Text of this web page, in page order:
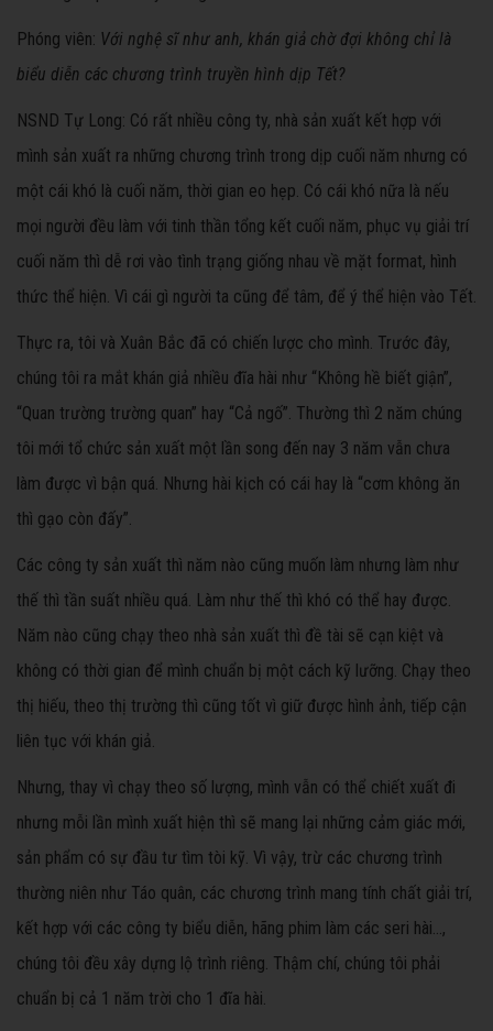
Phóng viên: Với nghệ sĩ như anh, khán giả chờ đợi không chỉ là
biểu diễn các chương trình truyền hình dịp Tết?
NSND Tự Long: Có rất nhiều công ty, nhà sản xuất kết hợp với
mình sản xuất ra những chương trình trong dịp cuối năm nhưng có
một cái khó là cuối năm, thời gian eo hẹp. Có cái khó nữa là nếu
mọi người đều làm với tinh thần tổng kết cuối năm, phục vụ giải trí
cuối năm thì dễ rơi vào tình trạng giống nhau về mặt format, hình
thức thể hiện. Vì cái gì người ta cũng để tâm, để ý thể hiện vào Tết.
Thực ra, tôi và Xuân Bắc đã có chiến lược cho mình. Trước đây,
chúng tôi ra mắt khán giả nhiều đĩa hài như “Không hề biết giận”,
“Quan trường trường quan” hay “Cả ngố”. Thường thì 2 năm chúng
tôi mới tổ chức sản xuất một lần song đến nay 3 năm vẫn chưa
làm được vì bận quá. Nhưng hài kịch có cái hay là “cơm không ăn
thì gạo còn đấy”.
Các công ty sản xuất thì năm nào cũng muốn làm nhưng làm như
thế thì tần suất nhiều quá. Làm như thế thì khó có thể hay được.
Năm nào cũng chạy theo nhà sản xuất thì đề tài sẽ cạn kiệt và
không có thời gian để mình chuẩn bị một cách kỹ lưỡng. Chạy theo
thị hiếu, theo thị trường thì cũng tốt vì giữ được hình ảnh, tiếp cận
liên tục với khán giả.
Nhưng, thay vì chạy theo số lượng, mình vẫn có thể chiết xuất đi
nhưng mỗi lần mình xuất hiện thì sẽ mang lại những cảm giác mới,
sản phẩm có sự đầu tư tìm tòi kỹ. Vì vậy, trừ các chương trình
thường niên như Táo quân, các chương trình mang tính chất giải trí,
kết hợp với các công ty biểu diễn, hãng phim làm các seri hài…,
chúng tôi đều xây dựng lộ trình riêng. Thậm chí, chúng tôi phải
chuẩn bị cả 1 năm trời cho 1 đĩa hài.